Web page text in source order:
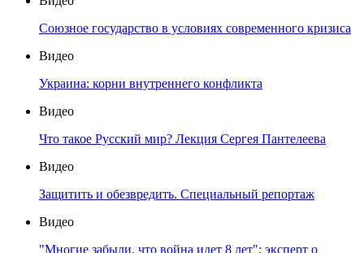
Союзное государство в условиях современного кризиса
Видео
Украина: корни внутреннего конфликта
Видео
Что такое Русский мир? Лекция Сергея Пантелеева
Видео
Защитить и обезвредить. Специальный репортаж
Видео
"Многие забыли, что война идет 8 лет": эксперт о